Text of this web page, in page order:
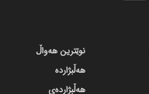
نوێترین هەواڵ
هەڵبژاردە
هەڵبژاردەی